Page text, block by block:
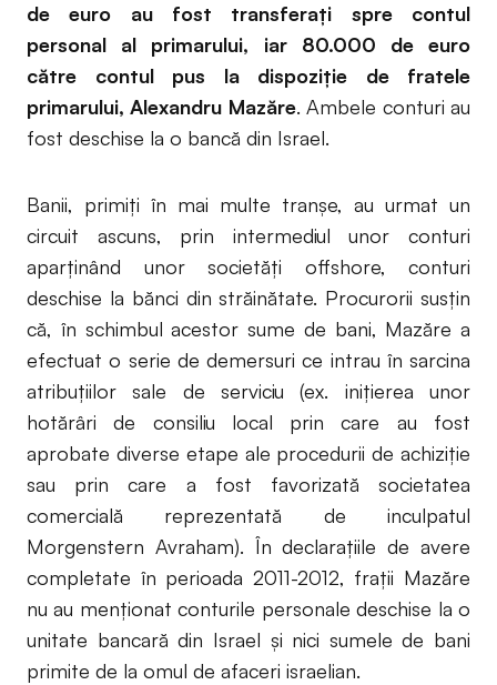
de euro au fost transferați spre contul
personal al primarului, iar 80.000 de euro
către contul pus la dispoziție de fratele
primarului, Alexandru Mazăre. Ambele conturi au
fost deschise la o bancă din Israel.
Banii, primiți în mai multe tranșe, au urmat un
circuit ascuns, prin intermediul unor conturi
aparținând unor societăți offshore, conturi
deschise la bănci din străinătate. Procurorii susțin
că, în schimbul acestor sume de bani, Mazăre a
efectuat o serie de demersuri ce intrau în sarcina
atribuțiilor sale de serviciu (ex. inițierea unor
hotărâri de consiliu local prin care au fost
aprobate diverse etape ale procedurii de achiziție
sau prin care a fost favorizată societatea
comercială reprezentată de inculpatul
Morgenstern Avraham). În declarațiile de avere
completate în perioada 2011-2012, frații Mazăre
nu au menționat conturile personale deschise la o
unitate bancară din Israel și nici sumele de bani
primite de la omul de afaceri israelian.